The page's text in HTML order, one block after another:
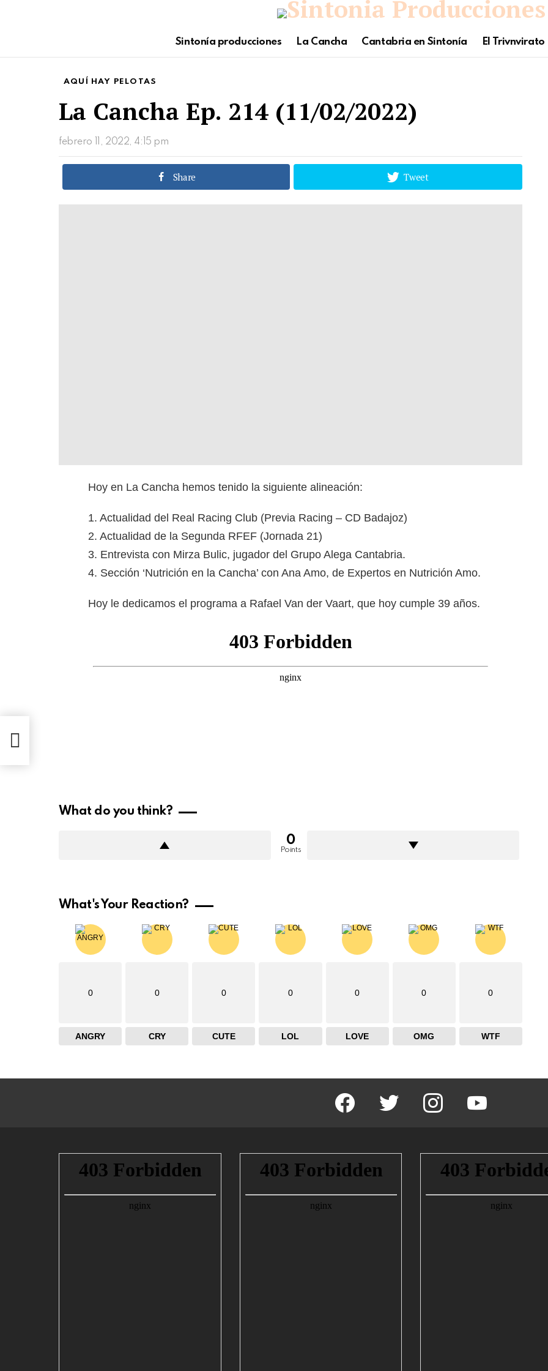
Sintonía producciones La Cancha Cantabria en Sintonía El Trivnvirato
AQUÍ HAY PELOTAS
La Cancha Ep. 214 (11/02/2022)
febrero 11, 2022, 4:15 pm
Share Tweet
Hoy en La Cancha hemos tenido la siguiente alineación:
1. Actualidad del Real Racing Club (Previa Racing – CD Badajoz)
2. Actualidad de la Segunda RFEF (Jornada 21)
3. Entrevista con Mirza Bulic, jugador del Grupo Alega Cantabria.
4. Sección ‘Nutrición en la Cancha’ con Ana Amo, de Expertos en Nutrición Amo.
Hoy le dedicamos el programa a Rafael Van der Vaart, que hoy cumple 39 años.
What do you think?
0
Points
What's Your Reaction?
0
ANGRY
0
CRY
0
CUTE
0
LOL
0
LOVE
0
OMG
0
WTF
facebook twitter instagram youtube